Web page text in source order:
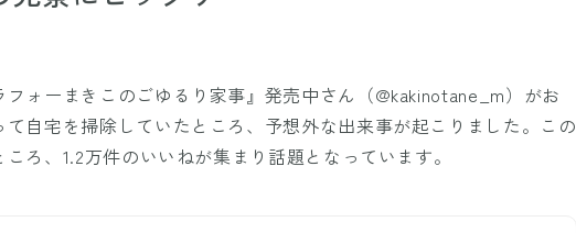
ォーまきこのごゆるり家事』発売中さん（@kakinotane_m）がお
自宅を掃除していたところ、予想外な出来事が起こりました。この
ろ、1.2万件のいいねが集まり話題となっています。